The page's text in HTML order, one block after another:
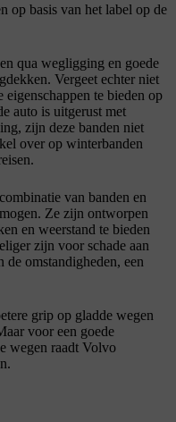
op basis van het label op de
qua wegligging en goede
Vergeet echter niet
te bieden op
auto is uitgerust met
zijn deze banden niet
over op winterbanden
van banden en
Ze zijn ontworpen
en weerstand te bieden
zijn voor schade aan
omstandigheden, een
grip op gladde wegen
voor een goede
wegen raadt Volvo